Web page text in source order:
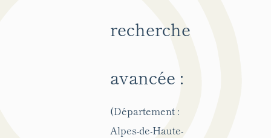
recherche
avancée :
(Département :
Alpes-de-Haute-